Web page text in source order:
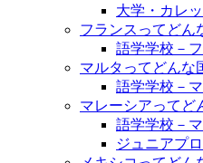
大学・カレ
フランスってどん
語学学校－
マルタってどんな
語学学校－
マレーシアってど
語学学校－
ジュニアプ